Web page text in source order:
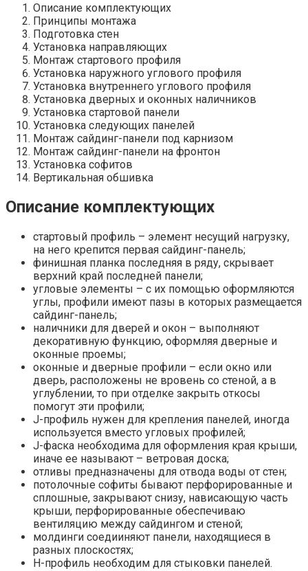
Описание комплектующих
Принципы монтажа
Подготовка стен
Установка направляющих
Монтаж стартового профиля
Установка наружного углового профиля
Установка внутреннего углового профиля
Установка дверных и оконных наличников
Установка стартовой панели
Установка следующих панелей
Монтаж сайдинг-панели под карнизом
Монтаж сайдинг-панели на фронтон
Установка софитов
Вертикальная обшивка
Описание комплектующих
стартовый профиль – элемент несущий нагрузку,
на него крепится первая сайдинг-панель;
финишная планка последняя в ряду, скрывает
верхний край последней панели;
угловые элементы – с их помощью оформляются
углы, профили имеют пазы в которых размещается
сайдинг-панель;
наличники для дверей и окон – выполняют
декоративную функцию, оформляя дверные и
оконные проемы;
оконные и дверные профили – если окно или
дверь, расположены не вровень со стеной, а в
углублении, то при отделке закрыть откосы
помогут эти профили;
J-профиль нужен для крепления панелей, иногда
используется вместо угловых профилей;
J-фаска необходима для оформления края крыши,
иначе ее называют – ветровая доска;
отливы предназначены для отвода воды от стен;
потолочные софиты бывают перфорированные и
сплошные, закрывают снизу, нависающую часть
крыши, перфорированные обеспечиваю
вентиляцию между сайдингом и стеной;
молдинги соедииняют панели, находящиеся в
разных плоскостях;
H-профиль необходим для стыковки панелей.